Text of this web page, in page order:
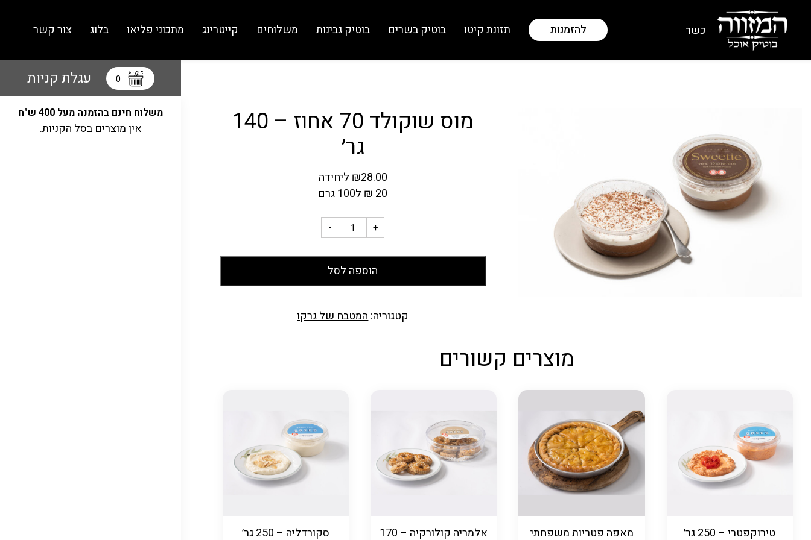
כשר להזמנות תזונת קיטו בוטיק בשרים בוטיק גבינות משלוחים קייטרינג מתכוני פליאו בלוג צור קשר
מוס שוקולד 70 אחוז – 140
גר׳
₪28.00
ליחידה
20
₪ ל100 גרם
- +
הוספה לסל
קטגוריה:המטבח של גרקו
מוצרים קשורים
טירוקפטרי – 250 גר׳ מאפה פטריות משפחתי אלמריה קולורקיה – 170 סקורדליה – 250 גר׳
0 עגלת קניות
משלוח חינם בהזמנה מעל 400 ש"ח
אין מוצרים בסל הקניות.